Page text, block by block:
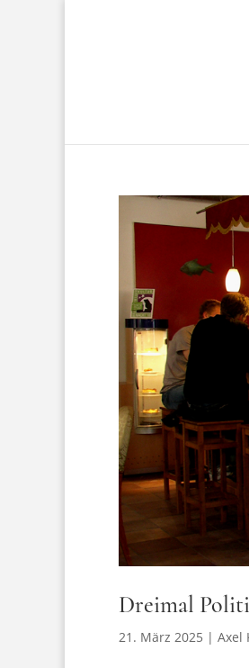
Dreimal
21. März 2025 | Axel